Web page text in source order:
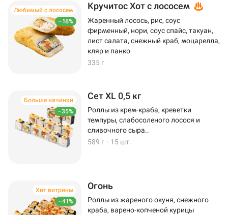
–16%
Любимый с лососем Кручитос Хот с лососем
Жаренный лосось, рис, соус
фирменный, нори, соус спайс, такуан,
лист салата, снежный краб, моцарелла,
кляр и панко
335 г
–35%
Больше начинки Сет XL 0,5 кг
Роллы из крем-краба, креветки
темпуры, слабосоленого лосося и
сливочного сыра..
589 г · 15 шт.
–41%
Хит витрины Огонь
Роллы из жареного окуня, снежного
краба, варено-копченой курицы